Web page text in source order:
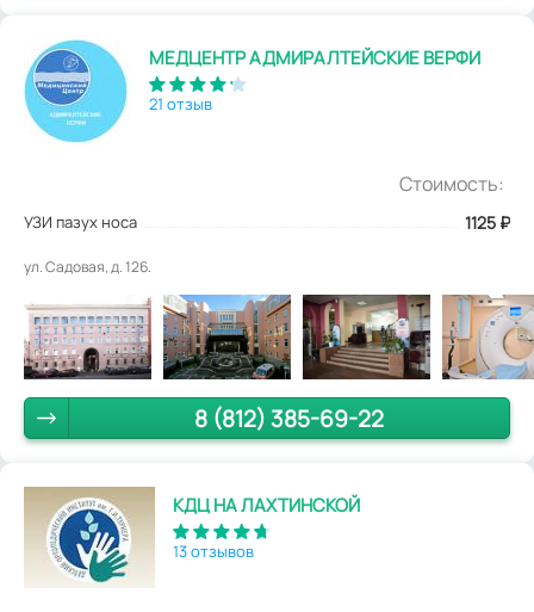
МЕДЦЕНТР АДМИРАЛТЕЙСКИЕ ВЕРФИ
21 отзыв
Стоимость:
УЗИ пазух носа 1125 ₽
ул. Садовая, д. 126.
8 (812) 385-69-22
КДЦ НА ЛАХТИНСКОЙ
13 отзывов